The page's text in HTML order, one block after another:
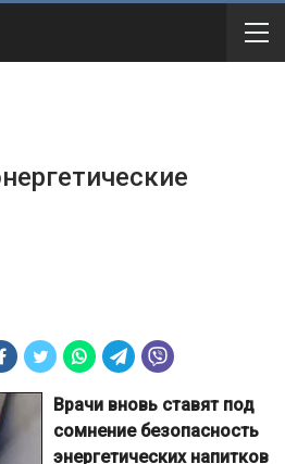
Врачи вновь ставят под
сомнение безопасность
энергетических напитков